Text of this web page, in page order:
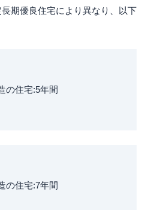
期優良住宅により異なり、以下
の住宅:5年間
の住宅:7年間